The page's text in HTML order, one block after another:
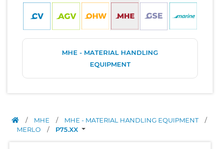
MHE - MATERIAL HANDLING
EQUIPMENT
/ MHE / MHE - MATERIAL HANDLING EQUIPMENT
/
MERLO
/ P75.XX